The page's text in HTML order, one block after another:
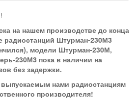
на нашем производстве до конца
радиостанций Штурман-230М3
модели Штурман-230М,
230М3 пока в наличии на
без задержки.
выпускаемым нами радиостанциям
производителя!